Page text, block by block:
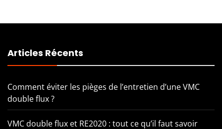
Articles Récents
Comment éviter les pièges de l’entretien d’une VMC
double flux ?
VMC double flux et RE2020 : tout ce qu’il faut savoir